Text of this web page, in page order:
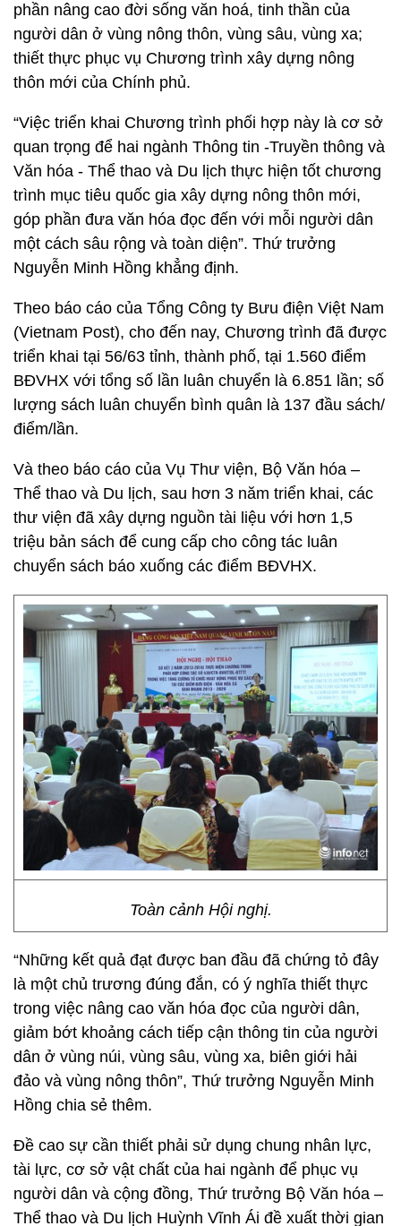
phần nâng cao đời sống văn hoá, tinh thần của
người dân ở vùng nông thôn, vùng sâu, vùng xa;
thiết thực phục vụ Chương trình xây dựng nông
thôn mới của Chính phủ.
“Việc triển khai Chương trình phối hợp này là cơ sở
quan trọng để hai ngành Thông tin -Truyền thông và
Văn hóa - Thể thao và Du lịch thực hiện tốt chương
trình mục tiêu quốc gia xây dựng nông thôn mới,
góp phần đưa văn hóa đọc đến với mỗi người dân
một cách sâu rộng và toàn diện”. Thứ trưởng
Nguyễn Minh Hồng khẳng định.
Theo báo cáo của Tổng Công ty Bưu điện Việt Nam
(Vietnam Post), cho đến nay, Chương trình đã được
triển khai tại 56/63 tỉnh, thành phố, tại 1.560 điểm
BĐVHX với tổng số lần luân chuyển là 6.851 lần; số
lượng sách luân chuyển bình quân là 137 đầu sách/
điểm/lần.
Và theo báo cáo của Vụ Thư viện, Bộ Văn hóa –
Thể thao và Du lịch, sau hơn 3 năm triển khai, các
thư viện đã xây dựng nguồn tài liệu với hơn 1,5
triệu bản sách để cung cấp cho công tác luân
chuyển sách báo xuống các điểm BĐVHX.
Toàn cảnh Hội nghị.
“Những kết quả đạt được ban đầu đã chứng tỏ đây
là một chủ trương đúng đắn, có ý nghĩa thiết thực
trong việc nâng cao văn hóa đọc của người dân,
giảm bớt khoảng cách tiếp cận thông tin của người
dân ở vùng núi, vùng sâu, vùng xa, biên giới hải
đảo và vùng nông thôn”, Thứ trưởng Nguyễn Minh
Hồng chia sẻ thêm.
Đề cao sự cần thiết phải sử dụng chung nhân lực,
tài lực, cơ sở vật chất của hai ngành để phục vụ
người dân và cộng đồng, Thứ trưởng Bộ Văn hóa –
Thể thao và Du lịch Huỳnh Vĩnh Ái đề xuất thời gian